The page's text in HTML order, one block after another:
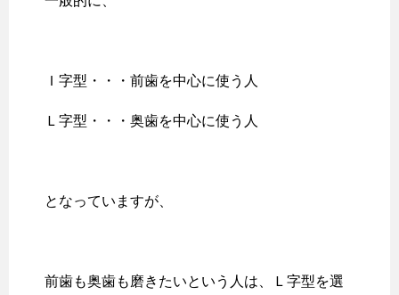
Ｉ字型・・・前歯を中心に使う人
Ｌ字型・・・奥歯を中心に使う人
となっていますが、
前歯も奥歯も磨きたいという人は、Ｌ字型を選